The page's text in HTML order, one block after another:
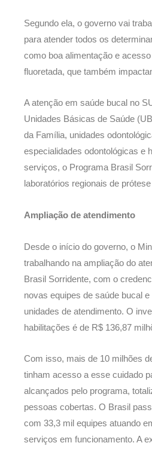
Segundo ela, o governo vai
para atender todos os
como boa alimentação e
fluoretada, que também
A atenção em saúde bucal no
Unidades Básicas de Saúde
da Família, unidades
especialidades odontológicas e
serviços, o Programa Brasil
laboratórios regionais de
Ampliação de atendimento
Desde o início do governo, o
trabalhando na ampliação do
Brasil Sorridente, com o
novas equipes de saúde bucal
unidades de atendimento. O
habilitações é de R$ 136,87
Com isso, mais de 10 milhões
tinham acesso a esse cuidado
alcançados pelo programa,
pessoas cobertas. O Brasil
com 33,3 mil equipes atuando
serviços em funcionamento. A